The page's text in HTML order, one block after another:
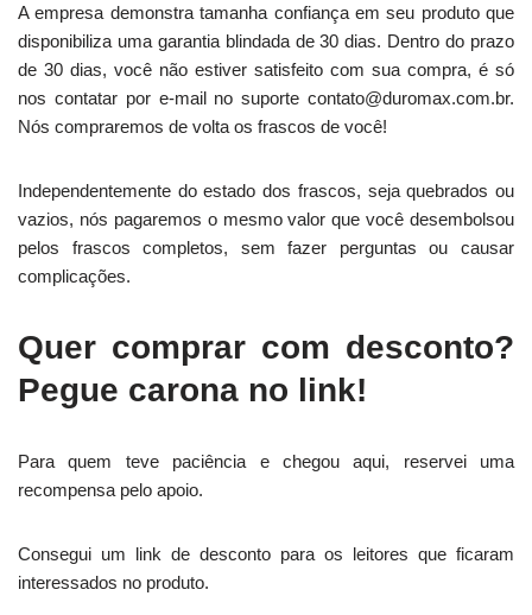
A empresa demonstra tamanha confiança em seu produto que
disponibiliza uma garantia blindada de 30 dias. Dentro do prazo
de 30 dias, você não estiver satisfeito com sua compra, é só
nos contatar por e-mail no suporte contato@duromax.com.br.
Nós compraremos de volta os frascos de você!
Independentemente do estado dos frascos, seja quebrados ou
vazios, nós pagaremos o mesmo valor que você desembolsou
pelos frascos completos, sem fazer perguntas ou causar
complicações.
Quer comprar com desconto?
Pegue carona no link!
Para quem teve paciência e chegou aqui, reservei uma
recompensa pelo apoio.
Consegui um link de desconto para os leitores que ficaram
interessados no produto.